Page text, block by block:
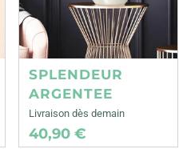
SPLENDEUR
ARGENTEE
Livraison dès demain
40,90 €